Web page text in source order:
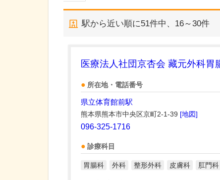
駅から近い順に51件中、 16～30件
医療法人社団京杏会 藏元外科胃
所在地・電話番号
県立体育館前駅
熊本県熊本市中央区京町2-1-39 [地図]
096-325-1716
診療科目
胃腸科 外科 整形外科 皮膚科 肛門科